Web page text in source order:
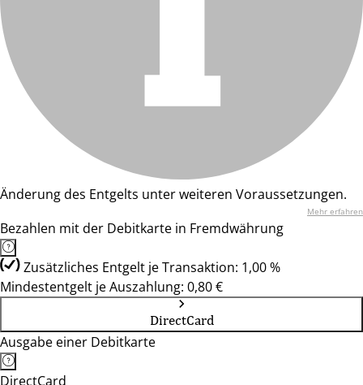
Änderung des Entgelts unter weiteren Voraussetzungen.
Mehr erfahren
Bezahlen mit der Debitkarte in Fremdwährung
Zusätzliches Entgelt je Transaktion: 1,00 %
Mindestentgelt je Auszahlung: 0,80 €
DirectCard
Ausgabe einer Debitkarte
DirectCard